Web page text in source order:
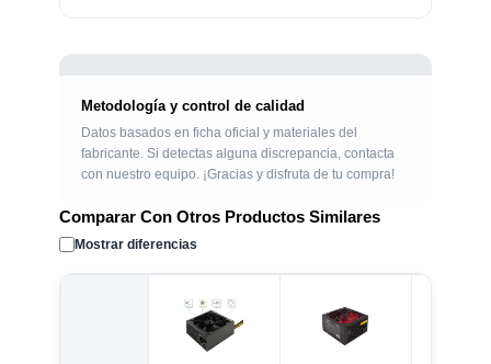
Metodología y control de calidad
Datos basados en ficha oficial y materiales del
fabricante. Si detectas alguna discrepancia, contacta
con nuestro equipo. ¡Gracias y disfruta de tu compra!
Comparar Con Otros Productos Similares
Mostrar diferencias